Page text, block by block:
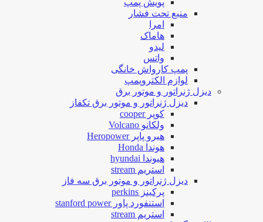
منبع تحت فشار
امرا
هاماک
لیدو
واتس
پمپ کارواش خانگی
لوازم الکتروپمپ
دیزل ژنراتور و موتور برق
دیزل ژنراتور و موتور برق تکفاز
کوپر cooper
ولکانو Volcano
هیرو پاپر Heropower
هوندا Honda
هیوندا hyundai
استریم stream
دیزل ژنراتور و موتور برق سه فاز
پرکینز perkins
استنفورد پاور stanford power
استریم stream